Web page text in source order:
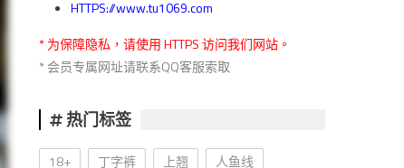
HTTPS://www.tu1069.com
* 为保障隐私，请使用 HTTPS 访问我们网站。
* 会员专属网址请联系QQ客服索取
热门标签
18+ 丁字裤 上翘
人鱼线